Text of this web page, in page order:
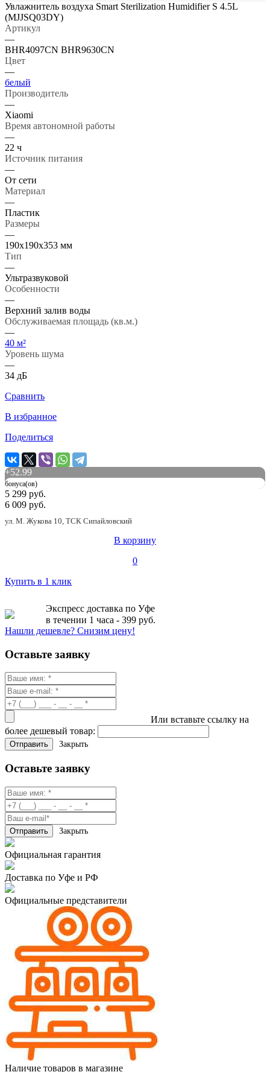
Увлажнитель воздуха Smart Sterilization Humidifier S 4.5L
(MJJSQ03DY)
Артикул
—
BHR4097CN BHR9630CN
Цвет
—
белый
Производитель
—
Xiaomi
Время автономной работы
—
22 ч
Источник питания
—
От сети
Материал
—
Пластик
Размеры
—
190х190х353 мм
Тип
—
Ультразвуковой
Особенности
—
Верхний залив воды
Обслуживаемая площадь (кв.м.)
—
40 м²
Уровень шума
—
34 дБ
Сравнить
В избранное
Поделиться
+52.99
бонуса(ов)
5 299 руб.
6 009 руб.
ул. М. Жукова 10, ТСК Сипайловский
В корзину
0
Купить в 1 клик
Экспресс доставка по Уфе
в течении 1 часа - 399 руб.
Нашли дешевле? Снизим цену!
Оставьте заявку
Или вставьте ссылку на
более дешевый товар:
Закрыть
Оставьте заявку
Закрыть
Официальная гарантия
Доставка по Уфе и РФ
Официальные представители
Наличие товаров в магазине